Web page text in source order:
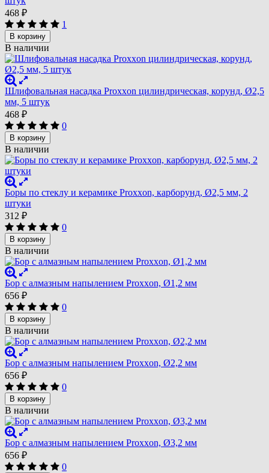
468 ₽
1
В корзину
В наличии
Шлифовальная насадка Proxxon цилиндрическая, корунд, Ø2,5
мм, 5 штук
468 ₽
0
В корзину
В наличии
Боры по стеклу и керамике Proxxon, карборунд, Ø2,5 мм, 2
штуки
312 ₽
0
В корзину
В наличии
Бор с алмазным напылением Proxxon, Ø1,2 мм
656 ₽
0
В корзину
В наличии
Бор с алмазным напылением Proxxon, Ø2,2 мм
656 ₽
0
В корзину
В наличии
Бор с алмазным напылением Proxxon, Ø3,2 мм
656 ₽
0